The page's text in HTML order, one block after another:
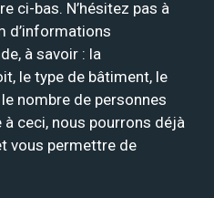
ci-bas. N’hésitez pas à
d’informations
à savoir : la
le type de bâtiment, le
nombre de personnes
ceci, nous pourrons déjà
vous permettre de